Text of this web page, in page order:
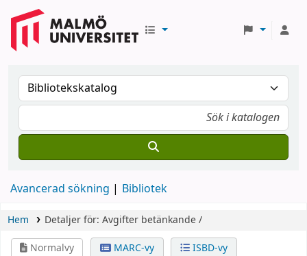
Avancerad sökning Bibliotek
Hem Detaljer för: Avgifter betänkande /
Normalvy
MARC-vy ISBD-vy